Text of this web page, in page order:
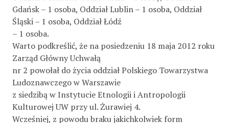
Gdańsk – 1 osoba, Oddział Lublin – 1 osoba, Oddział
Śląski – 1 osoba, Oddział Łódź
– 1 osoba.
Warto podkreślić, że na posiedzeniu 18 maja 2012 roku
Zarząd Główny Uchwałą
nr 2 powołał do życia oddział Polskiego Towarzystwa
Ludoznawczego w Warszawie
z siedzibą w Instytucie Etnologii i Antropologii
Kulturowej UW przy ul. Żurawiej 4.
Wcześniej, z powodu braku jakichkolwiek form